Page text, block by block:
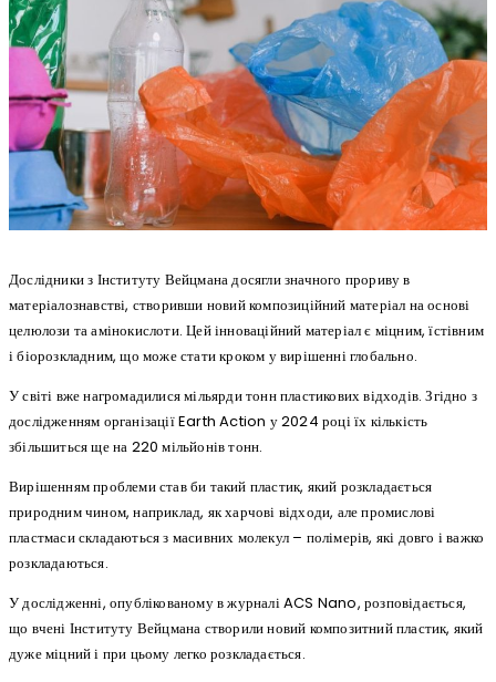
Дослідники з Інституту Вейцмана досягли значного прориву в
матеріалознавстві, створивши новий композиційний матеріал на основі
целюлози та амінокислоти. Цей інноваційний матеріал є міцним, їстівним
і біорозкладним, що може стати кроком у вирішенні глобально.
У світі вже нагромадилися мільярди тонн пластикових відходів. Згідно з
дослідженням організації Earth Action у 2024 році їх кількість
збільшиться ще на 220 мільйонів тонн.
Вирішенням проблеми став би такий пластик, який розкладається
природним чином, наприклад, як харчові відходи, але промислові
пластмаси складаються з масивних молекул – полімерів, які довго і важко
розкладаються.
У дослідженні, опублікованому в журналі ACS Nano, розповідається,
що вчені Інституту Вейцмана створили новий композитний пластик, який
дуже міцний і при цьому легко розкладається.